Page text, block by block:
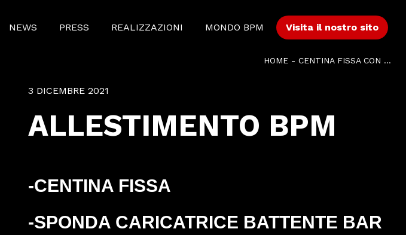
NEWS PRESS REALIZZAZIONI MONDO BPM Visita il nostro sito
HOME - CENTINA FISSA CON SPONDA CARICATRICE BATTENTE BAR BC 2500 SU IVECO AS260 S46Y/FS CM
3 DICEMBRE 2021
ALLESTIMENTO BPM
-CENTINA FISSA
-SPONDA CARICATRICE BATTENTE BAR